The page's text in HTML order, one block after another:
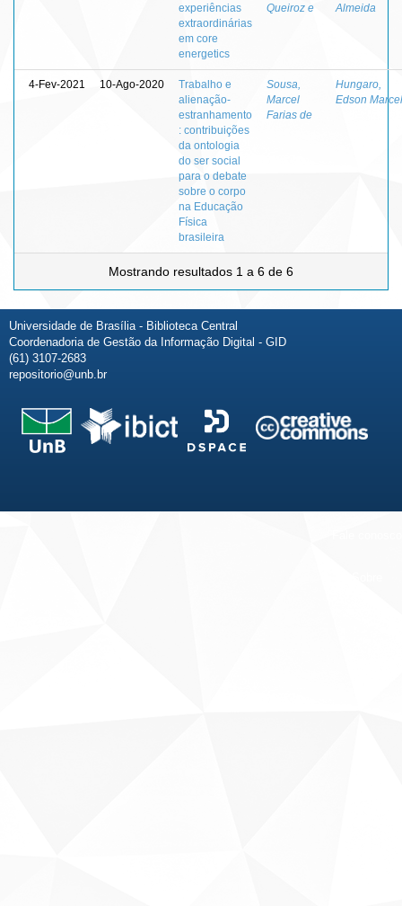
experiências
extraordinárias
em core
energetics
Queiroz e
Almeida
4-Fev-2021 10-Ago-2020
Trabalho e
alienação-
estranhamento
: contribuições
da ontologia
do ser social
para o debate
sobre o corpo
na Educação
Física
brasileira
Sousa,
Marcel
Farias de
Hungaro,
Edson
Mostrando resultados 1 a 6 de 6
Universidade de Brasília - Biblioteca Central
Coordenadoria de Gestão da Informação Digital - GID
(61) 3107-2683
repositorio@unb.br